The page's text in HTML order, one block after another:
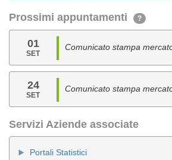
Prossimi appuntamenti ?
01
SET
Comunicato stampa
24
SET
Comunicato stampa
Servizi Aziende associate
Portali Statistici